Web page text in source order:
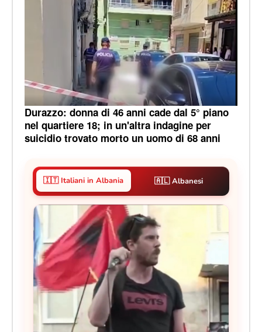
Durazzo: donna di 46 anni cade dal 5° piano
nel quartiere 18; in un'altra indagine per
suicidio trovato morto un uomo di 68 anni
🇮🇹 Italiani in Albania 🇦🇱 Albanesi